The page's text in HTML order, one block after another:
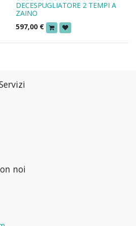
DECESPUGLIATORE 2 TEMPI A
ZAINO
597,00 €
noi